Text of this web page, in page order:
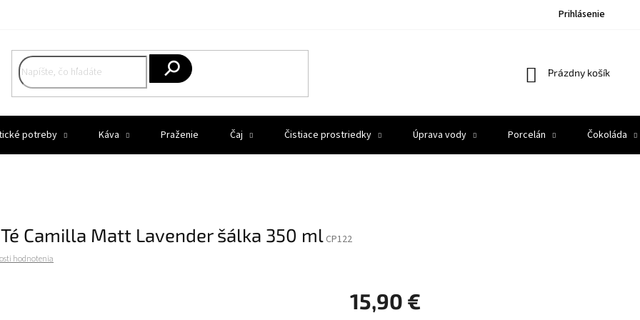
Prihlásenie
Nákupný
Prázdny košík
potreby Káva Praženie Čaj Čistiace prostriedky Úprava vody Porcelán Čokoláda
Té Camilla Matt Lavender šálka 350 ml CP122
hodnotenia
15,90 €